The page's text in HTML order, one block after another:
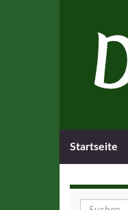
Startseite
Search for: